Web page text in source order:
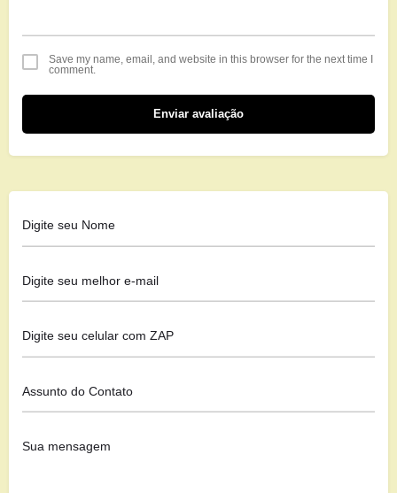
Save my name, email, and website in this browser for the next time I
comment.
Enviar avaliação